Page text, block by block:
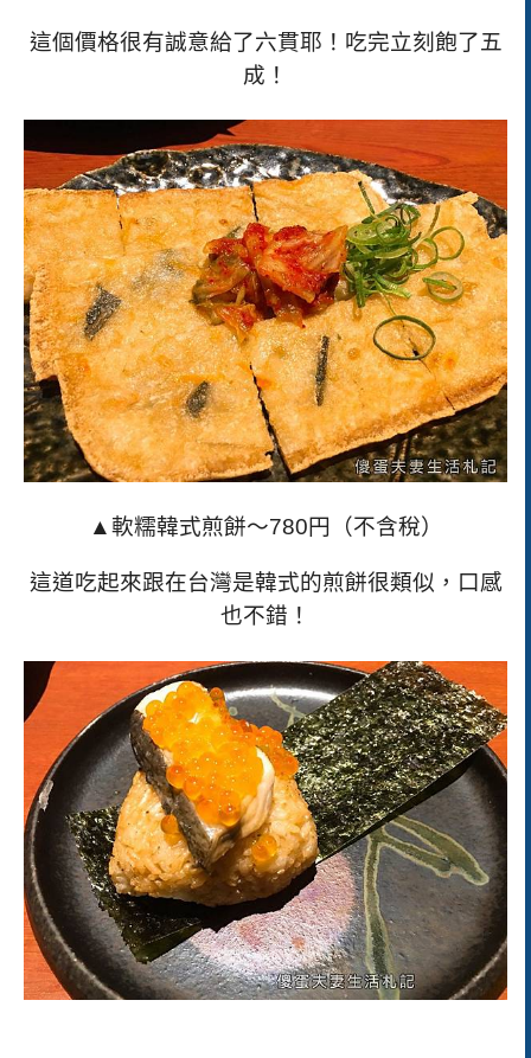
這個價格很有誠意給了六貫耶！吃完立刻飽了五
成！
▲軟糯韓式煎餅～780円（不含稅）
這道吃起來跟在台灣是韓式的煎餅很類似，口感
也不錯！